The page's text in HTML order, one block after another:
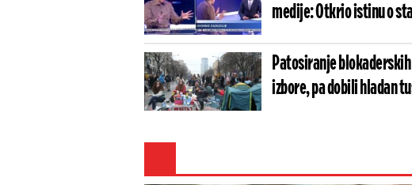
medije: Otkrio istinu o
Patosiranje blokaderskih
izbore, pa dobili hladan